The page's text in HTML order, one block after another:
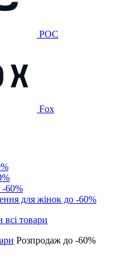
POC
Fox
-60%
для жінок до -60%
Розпродаж до -60%